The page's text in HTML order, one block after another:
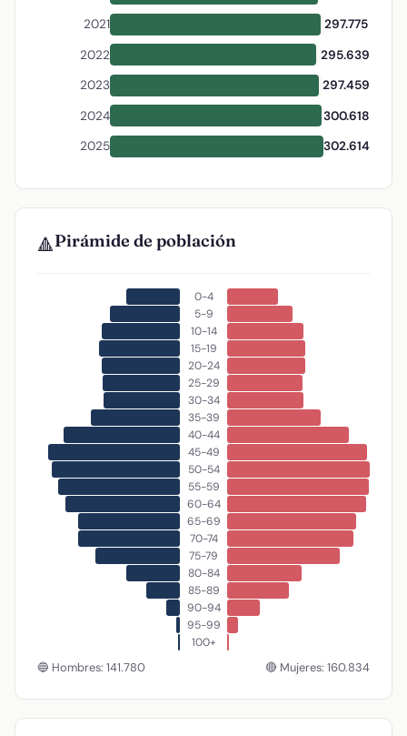
2021
297.775
2022
295.639
2023
297.459
2024
300.618
2025
302.614
🔺Pirámide de población
0-4
5-9
10-14
15-19
20-24
25-29
30-34
35-39
40-44
45-49
50-54
55-59
60-64
65-69
70-74
75-79
80-84
85-89
90-94
95-99
100+
🔵 Hombres: 141.780 🔴 Mujeres: 160.834